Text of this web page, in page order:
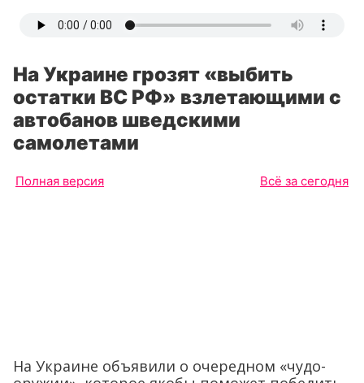
На Украине грозят «выбить
остатки ВС РФ» взлетающими с
автобанов шведскими
самолетами
Полная версия Всё за сегодня
На Украине объявили о очередном «чудо-